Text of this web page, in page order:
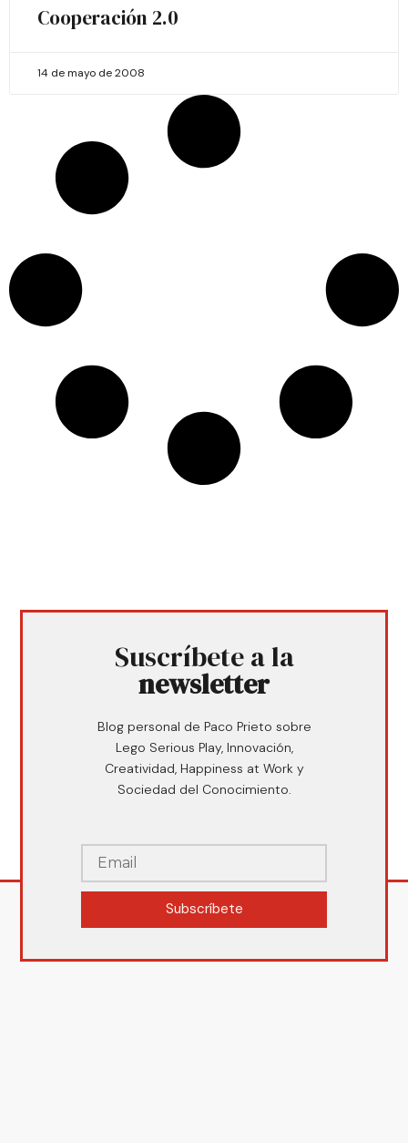
Cooperación 2.0
14 de mayo de 2008
Suscríbete a la
newsletter
Blog personal de Paco Prieto sobre
Lego Serious Play, Innovación,
Creatividad, Happiness at Work y
Sociedad del Conocimiento.
Subscríbete